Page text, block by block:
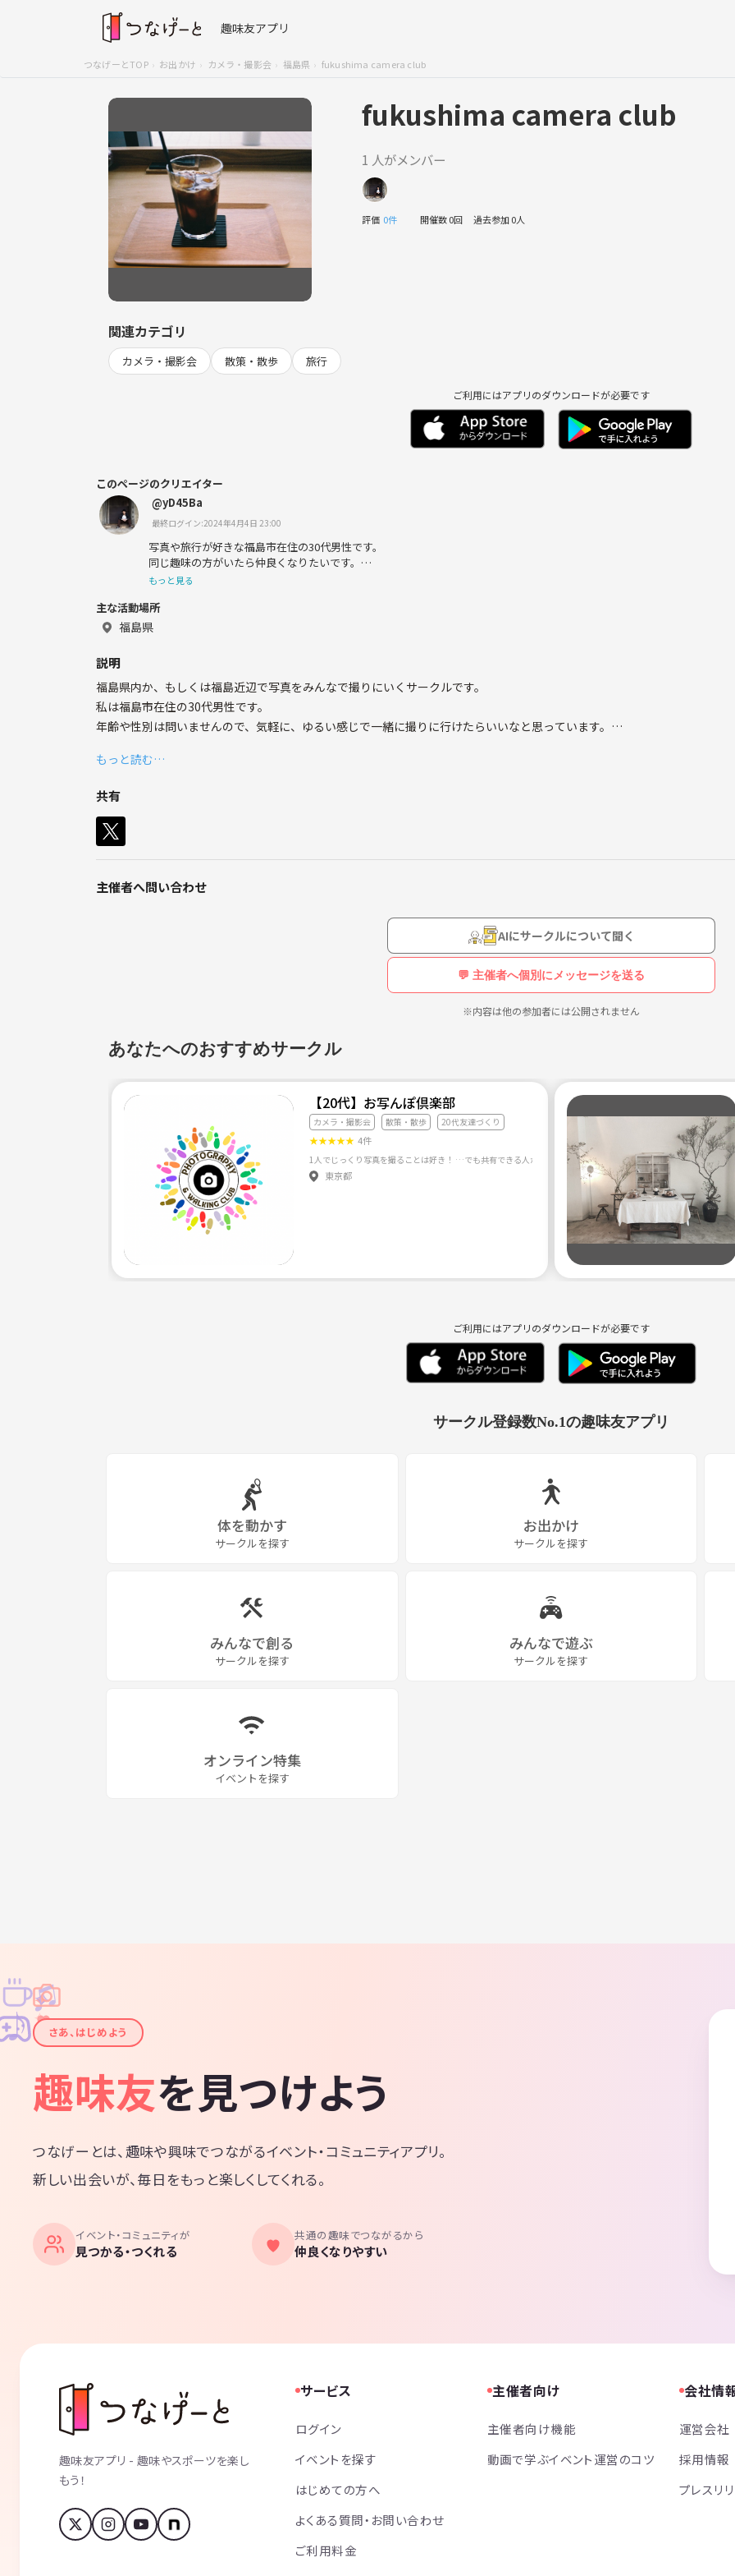
趣味友アプリ
つなげーとTOP お出かけ カメラ・撮影会 福島県 fukushima camera club
fukushima camera club
1 人がメンバー
評価 0件 開催数 0回 過去参加 0人
関連カテゴリ
カメラ・撮影会 散策・散歩 旅行
ご利用にはアプリのダウンロードが必要です
このページのクリエイター
@yD45Ba
最終ログイン:2024年4月4日 23:00
写真や旅行が好きな福島市在住の30代男性です。
同じ趣味の方がいたら仲良くなりたいです。
ゆるーい性格なのでゆるーく楽しみたいです笑
もっと見る
主な活動場所
福島県
説明
福島県内か、もしくは福島近辺で写真をみんなで撮りにいくサークルです。
私は福島市在住の30代男性です。
年齢や性別は問いませんので、気軽に、ゆるい感じで一緒に撮りに行けたらいいなと思っています。
趣味で写真を撮っている方、一緒に撮影に出かけませんか？
興味のある方は是非一緒に楽しみましょう！
もっと読む…
共有
主催者へ問い合わせ
AIにサークルについて聞く
💬 主催者へ個別にメッセージを送る
※内容は他の参加者には公開されません
あなたへのおすすめサークル
【20代】お写んぽ倶楽部
カメラ・撮影会 散策・散歩 20代友達づくり
★★★★★ 4件
東京都
ご利用にはアプリのダウンロードが必要です
サークル登録数No.1の趣味友アプリ
体を動かす
サークルを探す
お出かけ
サークルを探す
みんなで創る
サークルを探す
みんなで遊ぶ
サークルを探す
オンライン特集
イベントを探す
✦
✦
✧
✧
♪
♫
さあ、はじめよう
趣味友を見つけよう
つなげーとは、趣味や興味でつながるイベント・コミュニティアプリ。
新しい出会いが、毎日をもっと楽しくしてくれる。
イベント・コミュニティが
見つかる・つくれる
共通の趣味でつながるから
仲良くなりやすい
趣味友アプリ - 趣味やスポーツを楽し
もう！
サービス
ログイン
イベントを探す
はじめての方へ
よくある質問・お問い合わせ
ご利用料金
主催者向け
主催者向け機能
動画で学ぶイベント運営のコツ
会社情
運営会社
採用情報
プレスリ